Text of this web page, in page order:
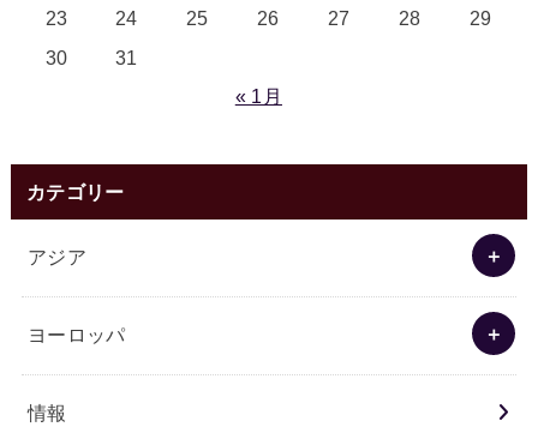
23
24 25 26 27 28
29
30
31
« 1月
カテゴリー
アジア
ヨーロッパ
情報